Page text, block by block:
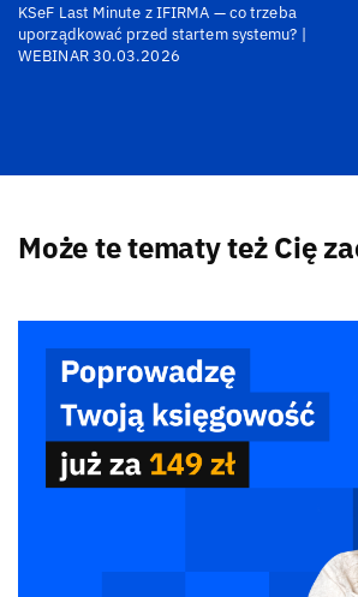
KSeF Last Minute z IFIRMA — co trzeba
uporządkować przed startem systemu? |
WEBINAR 30.03.2026
Może te tematy też Cię